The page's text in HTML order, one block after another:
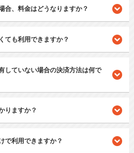
合、料金はどうなりますか？
ても利用できますか？
していない場合の決済方法は何で
りますか？
で利用できますか？